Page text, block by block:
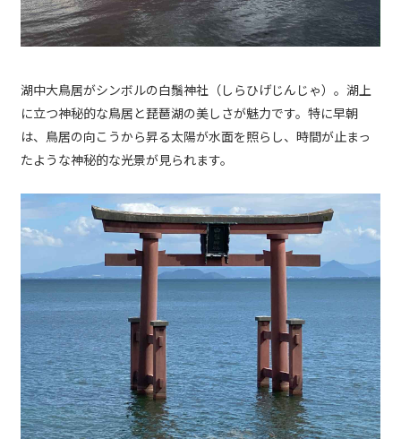
湖中大鳥居がシンボルの白鬚神社（しらひげじんじゃ）。湖上
に立つ神秘的な鳥居と琵琶湖の美しさが魅力です。特に早朝
は、鳥居の向こうから昇る太陽が水面を照らし、時間が止まっ
たような神秘的な光景が見られます。